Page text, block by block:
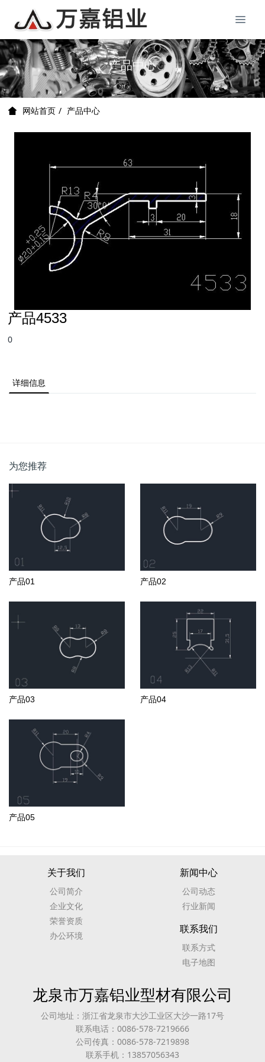
产品中心
网站首页 产品中心
产品4533
0
详细信息
为您推荐
产品01 产品02
产品03 产品04
产品05
关于我们
公司简介
企业文化
荣誉资质
办公环境
新闻中心
公司动态
行业新闻
联系我们
联系方式
电子地图
龙泉市万嘉铝业型材有限公司
公司地址：浙江省龙泉市大沙工业区大沙一路17号
联系电话：0086-578-7219666
公司传真：0086-578-7219898
联系手机：13857056343